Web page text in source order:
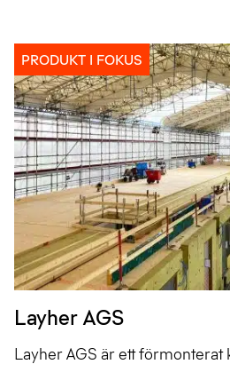
PRODUKT I FOKUS
Layher AGS
Layher AGS är ett